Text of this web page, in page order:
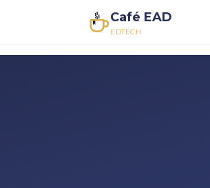
Café EAD
EDTECH